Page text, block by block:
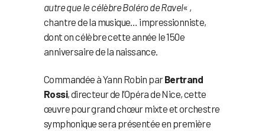
autre que le célèbre Boléro de Ravel« ,
chantre de la musique… impressionniste,
dont on célèbre cette année le 150e
anniversaire de la naissance.
Commandée à Yann Robin parBertrand
Rossi, directeur de l’Opéra de Nice, cette
œuvre pour grand chœur mixte et orchestre
symphonique sera présentée en première